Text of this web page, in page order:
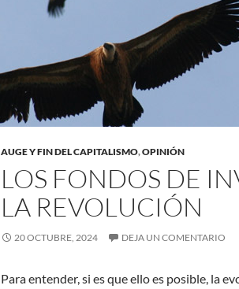
AUGE Y FIN DEL CAPITALISMO,OPINIÓN
LOS FONDOS DE
LA REVOLUCIÓN
20 OCTUBRE, 2024 DEJA UN COMENTARIO
Para entender, si es que ello es posible, la